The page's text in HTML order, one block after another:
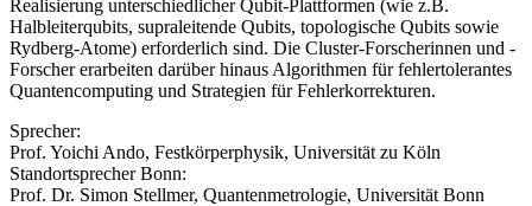
Realisierung unterschiedlicher Qubit-Plattformen (wie z.B.
Halbleiterqubits, supraleitende Qubits, topologische Qubits sowie
Rydberg-Atome) erforderlich sind. Die Cluster-Forscherinnen und -
Forscher erarbeiten darüber hinaus Algorithmen für fehlertolerantes
Quantencomputing und Strategien für Fehlerkorrekturen.
Sprecher:
Prof. Yoichi Ando, Festkörperphysik, Universität zu Köln
Standortsprecher Bonn:
Prof. Dr. Simon Stellmer, Quantenmetrologie, Universität Bonn